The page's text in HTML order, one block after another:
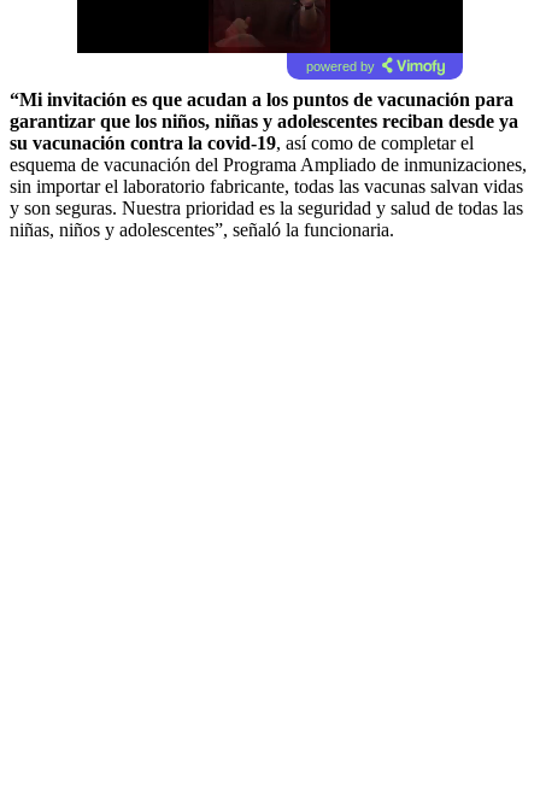
powered by
“Mi invitación es que acudan a los puntos de vacunación para
garantizar que los niños, niñas y adolescentes reciban desde ya
su vacunación contra la covid-19, así como de completar el
esquema de vacunación del Programa Ampliado de inmunizaciones,
sin importar el laboratorio fabricante, todas las vacunas salvan vidas
y son seguras. Nuestra prioridad es la seguridad y salud de todas las
niñas, niños y adolescentes”, señaló la funcionaria.